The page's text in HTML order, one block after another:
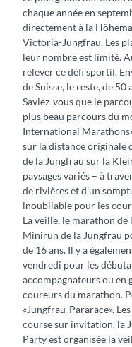
chaque année en
directement à la
Victoria-Jungfrau. Les
leur nombre est limité.
relever ce défi sportif.
de Suisse, le reste, de
Saviez-vous que le
plus beau parcours du
International
sur la distance originale
de la Jungfrau sur la
paysages variés – à
de rivières et d’un
inoubliable pour les
La veille, le marathon
Minirun de la Jungfrau
de 16 ans. Il y a
vendredi pour les
accompagnateurs ou en
coureurs du marathon.
«Jungfrau-Pararace».
course sur invitation, la
Party est organisée la